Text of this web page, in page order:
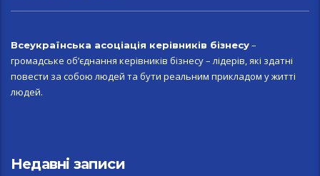
Всеукраїнська асоціація керівників бізнесу–
громадське об’єднання керівників бізнесу – лідерів, які здатні
повести за собою людей та бути реальним прикладом у житті
людей.
Недавні записи